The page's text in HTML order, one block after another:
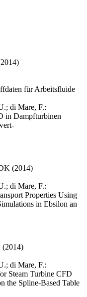
für Arbeitsfluide
di Mare, F.:
in Dampfturbinen
(2014)
di Mare, F.:
Properties Using
in Ebsilon an
(2014)
di Mare, F.:
Steam Turbine CFD
the Spline-Based Table